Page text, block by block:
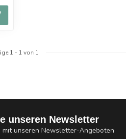
1 - 1 von 1
unseren Newsletter
mit unseren Newsletter-Angeboten